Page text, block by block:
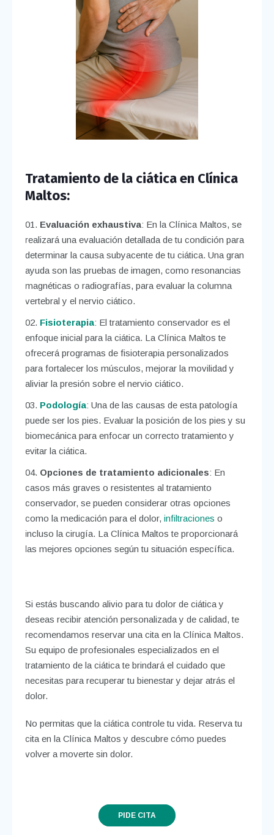
Tratamiento de la ciática en Clínica
Maltos:
Evaluación exhaustiva: En la Clínica Maltos, se
realizará una evaluación detallada de tu condición para
determinar la causa subyacente de tu ciática. Una gran
ayuda son las pruebas de imagen, como resonancias
magnéticas o radiografías, para evaluar la columna
vertebral y el nervio ciático.
Fisioterapia: El tratamiento conservador es el
enfoque inicial para la ciática. La Clínica Maltos te
ofrecerá programas de fisioterapia personalizados
para fortalecer los músculos, mejorar la movilidad y
aliviar la presión sobre el nervio ciático.
Podología: Una de las causas de esta patología
puede ser los pies. Evaluar la posición de los pies y su
biomecánica para enfocar un correcto tratamiento y
evitar la ciática.
Opciones de tratamiento adicionales: En
casos más graves o resistentes al tratamiento
conservador, se pueden considerar otras opciones
como la medicación para el dolor,infiltraciones o
incluso la cirugía. La Clínica Maltos te proporcionará
las mejores opciones según tu situación específica.
Si estás buscando alivio para tu dolor de ciática y
deseas recibir atención personalizada y de calidad, te
recomendamos reservar una cita en la Clínica Maltos.
Su equipo de profesionales especializados en el
tratamiento de la ciática te brindará el cuidado que
necesitas para recuperar tu bienestar y dejar atrás el
dolor.
No permitas que la ciática controle tu vida. Reserva tu
cita en la Clínica Maltos y descubre cómo puedes
volver a moverte sin dolor.
PIDE CITA